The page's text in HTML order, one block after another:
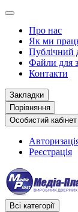
Про нас
Як ми
Публічний
Файли для
Контакти
Закладки
Порівняння
Особистий кабінет
Реєстрація
Всі категорії